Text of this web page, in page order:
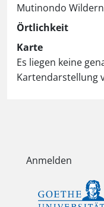
Mutinondo
Örtlichkeit
Karte
Es liegen keine
Kartendarstellung
Anmelden